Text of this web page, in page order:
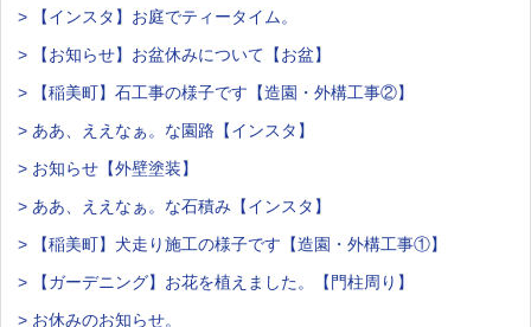
> 【インスタ】お庭でティータイム。
> 【お知らせ】お盆休みについて【お盆】
> 【稲美町】石工事の様子です【造園・外構工事②】
> ああ、ええなぁ。な園路【インスタ】
> お知らせ【外壁塗装】
> ああ、ええなぁ。な石積み【インスタ】
> 【稲美町】犬走り施工の様子です【造園・外構工事①】
> 【ガーデニング】お花を植えました。【門柱周り】
> お休みのお知らせ。